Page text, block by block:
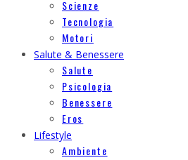
Scienze
Tecnologia
Motori
Salute & Benessere
Salute
Psicologia
Benessere
Eros
Lifestyle
Ambiente